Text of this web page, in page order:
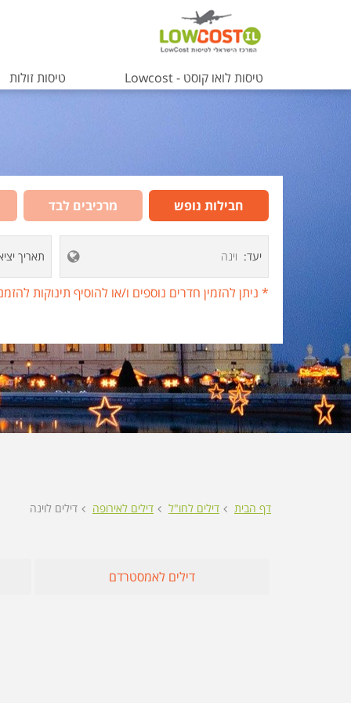
טיסות לואו קוסט - Lowcost
טיסות זולות
טיסות
טיסות לכרתים
טיסות לקוס
טיסות
טיסות
טיסות
טיסות
טיסות
טיסות
חבילות נופש מרכיבים לבד
יעדהקלד יעד או עבור לכפתור הבא לבחירת יעד מרשימה
הצג רשימת
תאריך
* ניתן להזמין חדרים נוספים ו/או להוסיף תינוקות
דף הבית דילים לחו"ל דילים לאירופה דילים לוינה
דילים לאמסטרדם